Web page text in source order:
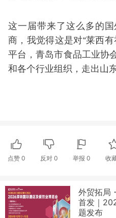
这一届带来了这么多的
商，我觉得这是对“莱西
平台，青岛市食品工业协
和各个行业组织，走出山
点赞 0 反对 0 举报 0 收
外贸拓局
首发｜
题发布